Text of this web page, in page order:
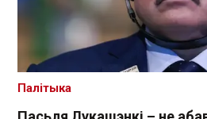
Палітыка